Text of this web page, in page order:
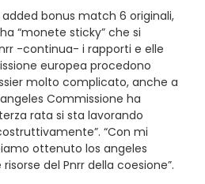
bonus match 6 originali,
“monete sticky” che si
-continua- i rapporti e elle
europea procedono
molto complicato, anche a
Commissione ha
rata si sta lavorando
“Con mi
ottenuto los angeles
del Pnrr della coesione”.